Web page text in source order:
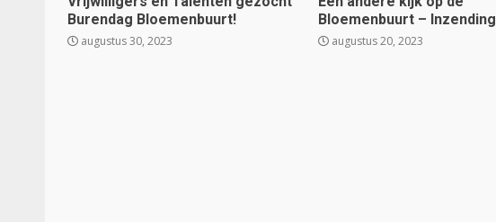
Burendag Bloemenbuurt!
augustus 30, 2023
Bloemenbuurt – Inzending
augustus 20, 2023